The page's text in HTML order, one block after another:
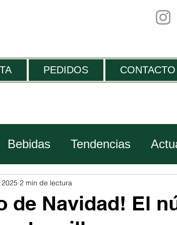
PEDIDOS CONTACTO
Bebidas Tendencias
Viajes
de Navidad! El
2 min de lectura